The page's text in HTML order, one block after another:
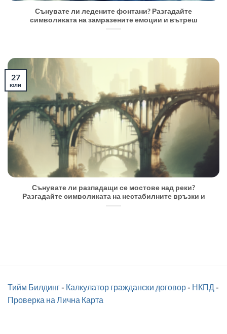
Сънувате ли ледените фонтани? Разгадайте
символиката на замразените емоции и вътреш
Сънувате ли разпадащи се мостове над реки?
Разгадайте символиката на нестабилните връзки и
27
юли
Тийм Билдинг- Калкулатор граждански договор- НКПД-
Проверка на Лична Карта